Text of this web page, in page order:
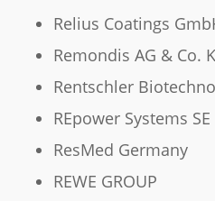
Relius Coatings
Remondis AG & Co.
Rentschler
REpower Systems SE
ResMed Germany
REWE GROUP